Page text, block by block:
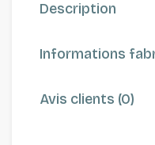
Description
Informations
Avis clients (0)